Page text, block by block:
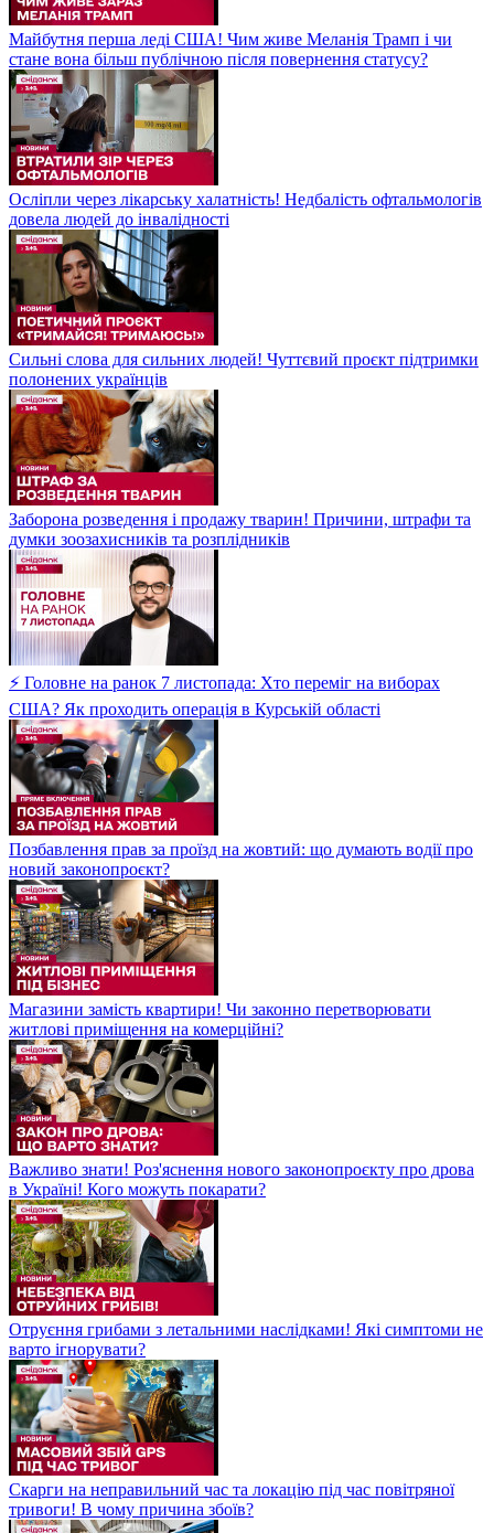
Майбутня перша леді США! Чим живе Меланія Трамп і чи
стане вона більш публічною після повернення статусу?
Осліпли через лікарську халатність! Недбалість офтальмологів
довела людей до інвалідності
Сильні слова для сильних людей! Чуттєвий проєкт підтримки
полонених українців
Заборона розведення і продажу тварин! Причини, штрафи та
думки зоозахисників та розплідників
⚡ Головне на ранок 7 листопада: Хто переміг на виборах
США? Як проходить операція в Курській області
Позбавлення прав за проїзд на жовтий: що думають водії про
новий законопроєкт?
Магазини замість квартири! Чи законно перетворювати
житлові приміщення на комерційні?
Важливо знати! Роз'яснення нового законопроєкту про дрова
в Україні! Кого можуть покарати?
Отруєння грибами з летальними наслідками! Які симптоми не
варто ігнорувати?
Скарги на неправильний час та локацію під час повітряної
тривоги! В чому причина збоїв?